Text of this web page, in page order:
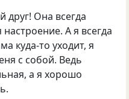
Она всегда
А я всегда
куда-то уходит, я
с собой. Ведь
а я хорошо